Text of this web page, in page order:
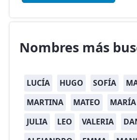
Nombres más
LUCÍA HUGO SOFÍA
MARTINA
MATEO MARÍA
JULIA
LEO VALERIA